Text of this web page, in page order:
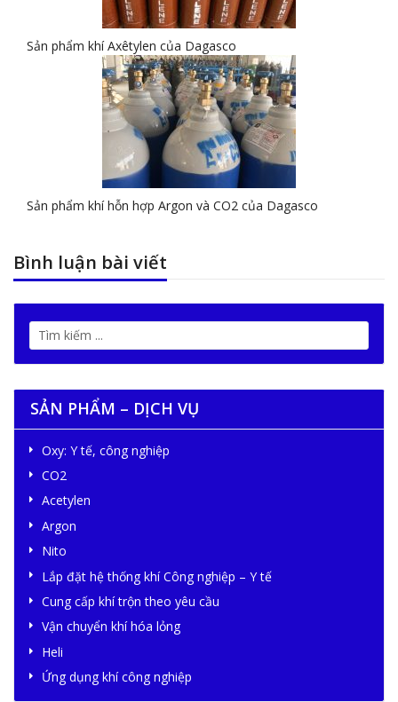
Sản phẩm khí Axêtylen của Dagasco
Sản phẩm khí hỗn hợp Argon và CO2 của Dagasco
Bình luận bài viết
SẢN PHẨM – DỊCH VỤ
Oxy: Y tế, công nghiệp
CO2
Acetylen
Argon
Nito
Lắp đặt hệ thống khí Công nghiệp – Y tế
Cung cấp khí trộn theo yêu cầu
Vận chuyển khí hóa lỏng
Heli
Ứng dụng khí công nghiệp